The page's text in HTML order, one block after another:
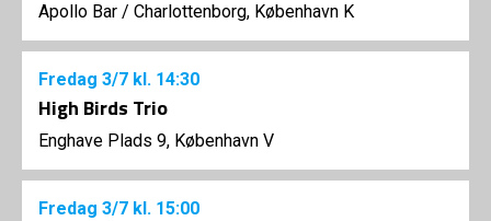
Apollo Bar / Charlottenborg, København K
Fredag 3/7 kl. 14:30
High Birds Trio
Enghave Plads 9, København V
Fredag 3/7 kl. 15:00